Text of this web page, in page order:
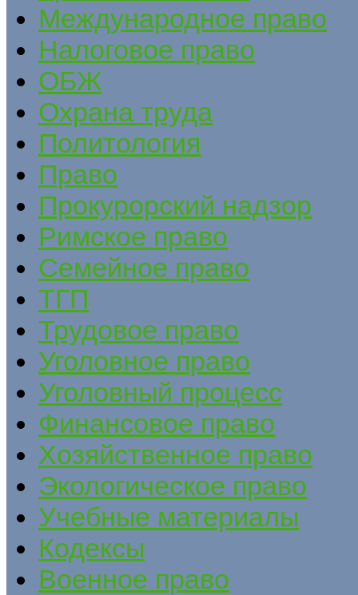
Международное право
Налоговое право
ОБЖ
Охрана труда
Политология
Право
Прокурорский надзор
Римское право
Семейное право
ТГП
Трудовое право
Уголовное право
Уголовный процесс
Финансовое право
Хозяйственное право
Экологическое право
Учебные материалы
Кодексы
Военное право